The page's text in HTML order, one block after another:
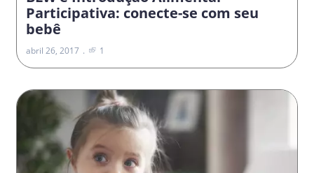
Participativa: conecte-se com seu
bebê
abril 26, 2017 1